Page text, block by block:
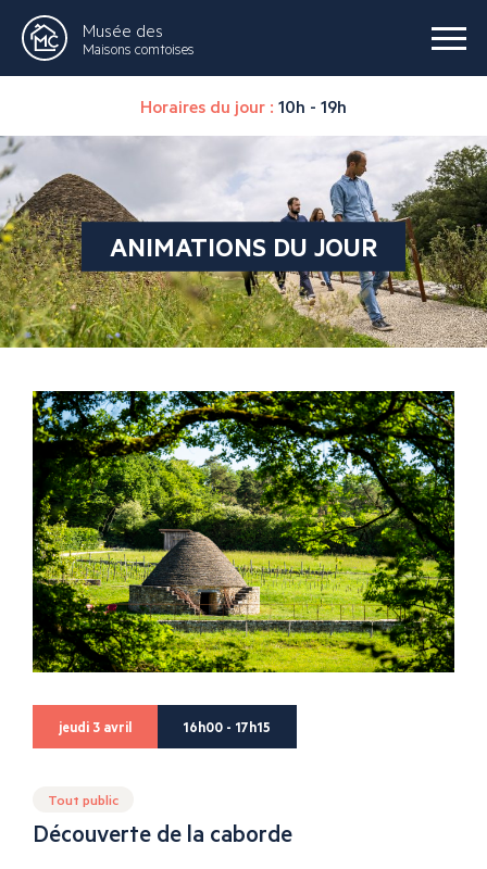
Musée des
Maisons comtoises
Horaires du jour : 10h - 19h
ANIMATIONS DU JOUR
jeudi 3 avril 16h00 - 17h15
Tout public
Découverte de la caborde